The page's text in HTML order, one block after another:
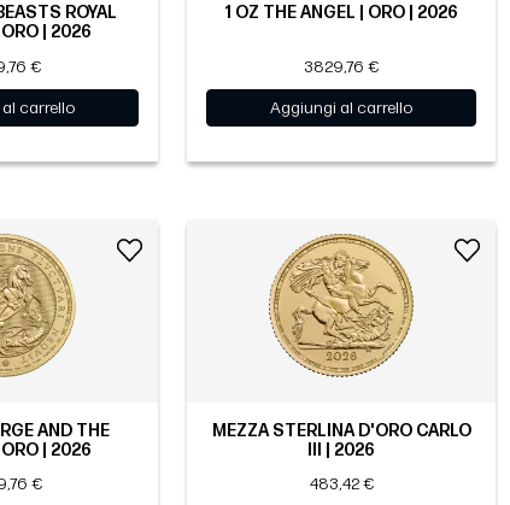
ROYAL
| 2026
€
carrello
1 OZ THE ANGEL | ORO | 2026
3829,76 €
Aggiungi al carrello
AND THE
| 2026
€
MEZZA STERLINA D'ORO CARLO
III | 2026
483,42 €